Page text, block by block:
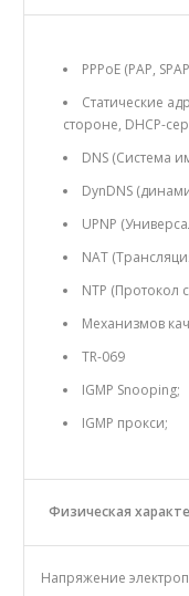
PPPoE (PAP,
Статические
стороне, DHCP-
DNS (Система
DynDNS
UPNP
NAT
NTP (Протокол
Механизмов
TR-069
IGMP Snooping;
IGMP прокси;
Физическая
Напряжение